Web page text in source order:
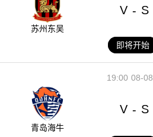
苏州东吴
V - S
即将开始
08-08
19:00
青岛海牛
V - S